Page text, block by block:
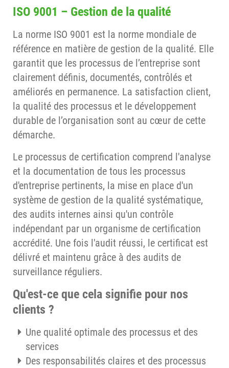
ISO 9001 – Gestion de la qualité
La norme ISO 9001 est la norme mondiale de
référence en matière de gestion de la qualité. Elle
garantit que les processus de l’entreprise sont
clairement définis, documentés, contrôlés et
améliorés en permanence. La satisfaction client,
la qualité des processus et le développement
durable de l’organisation sont au cœur de cette
démarche.
Le processus de certification comprend l'analyse
et la documentation de tous les processus
d'entreprise pertinents, la mise en place d'un
système de gestion de la qualité systématique,
des audits internes ainsi qu'un contrôle
indépendant par un organisme de certification
accrédité. Une fois l'audit réussi, le certificat est
délivré et maintenu grâce à des audits de
surveillance réguliers.
Qu'est-ce que cela signifie pour nos
clients ?
Une qualité optimale des processus et des
services
Des responsabilités claires et des processus